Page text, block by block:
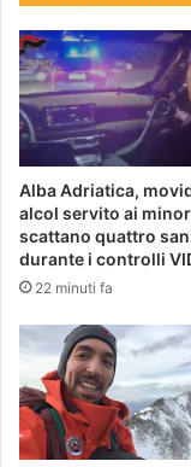
Alba Adriatica,
alcol servito ai
scattano quattro
durante i controlli
22 minuti fa